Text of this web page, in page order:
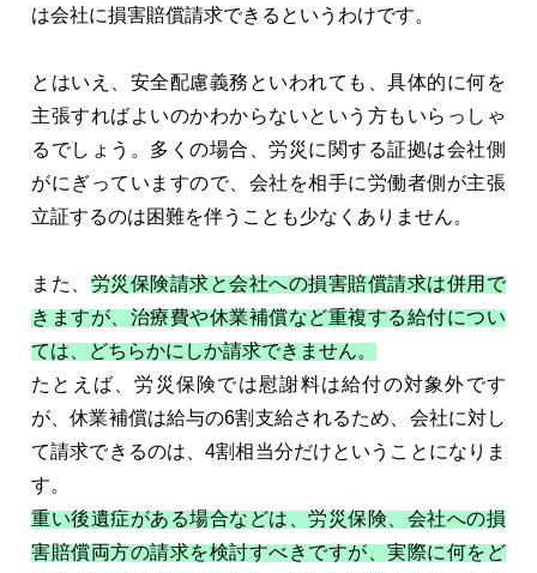
は会社に損害賠償請求できるというわけです。
とはいえ、安全配慮義務といわれても、具体的に何を
主張すればよいのかわからないという方もいらっしゃ
るでしょう。多くの場合、労災に関する証拠は会社側
がにぎっていますので、会社を相手に労働者側が主張
立証するのは困難を伴うことも少なくありません。
また、 労災保険請求と会社への損害賠償請求は併用で
きますが、治療費や休業補償など重複する給付につい
ては、どちらかにしか請求できません。
たとえば、労災保険では慰謝料は給付の対象外です
が、休業補償は給与の6割支給されるため、会社に対し
て請求できるのは、4割相当分だけということになりま
す。
重い後遺症がある場合などは、労災保険、会社への損
害賠償両方の請求を検討すべきですが、実際に何をど